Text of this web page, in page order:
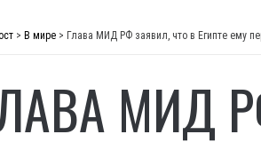
> В мире > Глава МИД РФ заявил, что в Египте ему
МИД